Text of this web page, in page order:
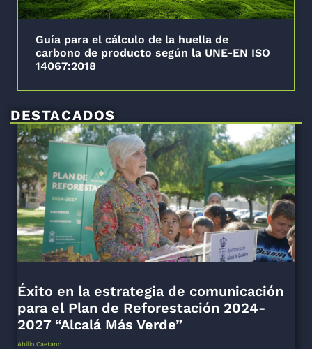
Guía para el cálculo de la huella de
carbono de producto según la UNE-EN ISO
14067:2018
Éxito en la estrategia de comunicación
para el Plan de Reforestación 2024-
2027 “Alcalá Más Verde”
Abilio Caetano
DESTACADOS